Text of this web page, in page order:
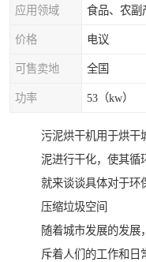
应用领域
价格 电议
可售卖地 全国
功率 53（kw）
污泥烘干机用于烘干
泥进行干化，使其循
就来谈谈具体对于环
压缩垃圾空间
随着城市发展的发展
斥着人们的工作和日